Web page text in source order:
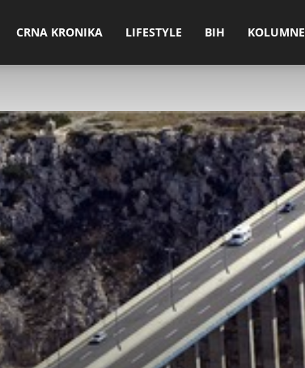
CRNA KRONIKA LIFESTYLE BIH KOLUMNE